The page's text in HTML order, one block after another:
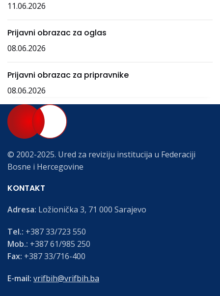
11.06.2026
Prijavni obrazac za oglas
08.06.2026
Prijavni obrazac za pripravnike
08.06.2026
© 2002-2025. Ured za reviziju institucija u Federaciji
Bosne i Hercegovine
KONTAKT
Adresa: Ložionička 3, 71 000 Sarajevo
Tel.: +387 33/723 550
Mob.: +387 61/985 250
Fax: +387 33/716-400
E-mail: vrifbih@vrifbih.ba